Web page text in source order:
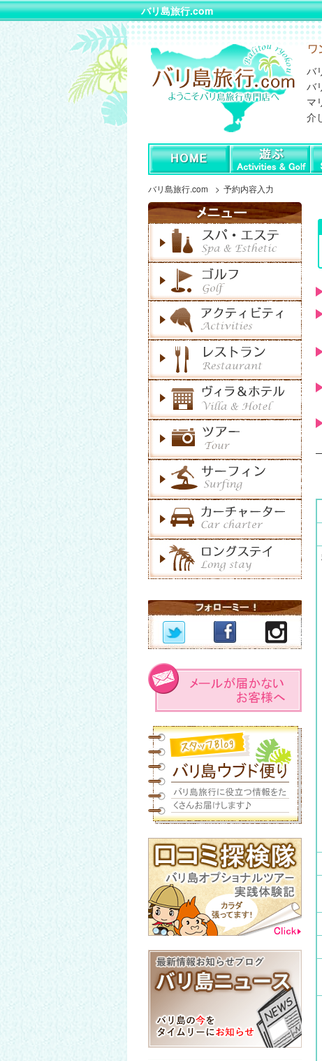
バリ島旅行.com
バリ島旅行.com 予約内容入力
バ
バ
マ
介